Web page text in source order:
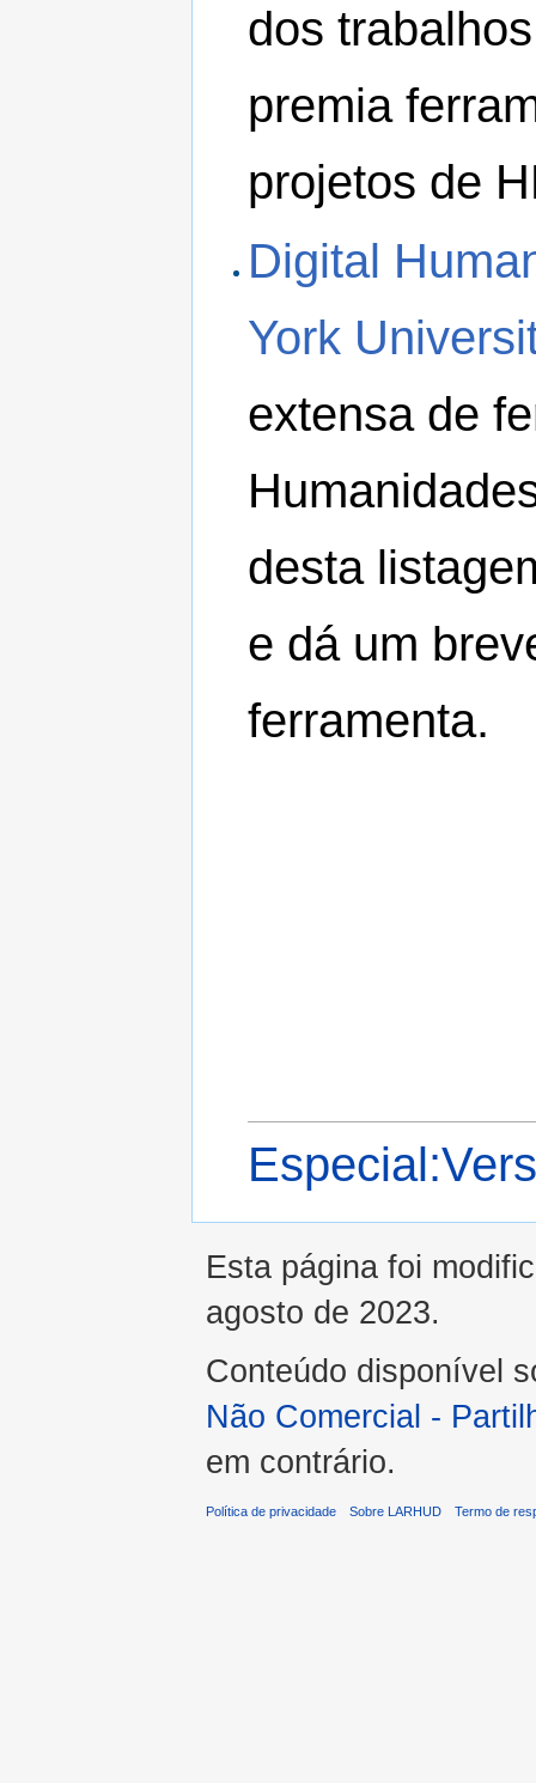
dos
premia
projetos de
Digital
York
extensa de
desta
e dá um
ferramenta.
Esta página foi
agosto de 2023.
Conteúdo disponível
Não Comercial -
em contrário.
Política de privacidade Sobre LARHUD Termo de